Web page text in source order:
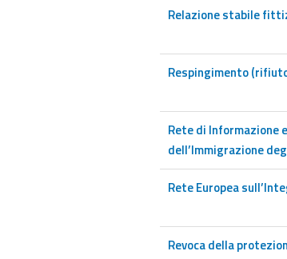
Relazione stabile
Respingimento
Rete di Informazione
dell’Immigrazione
Rete Europea
Revoca della